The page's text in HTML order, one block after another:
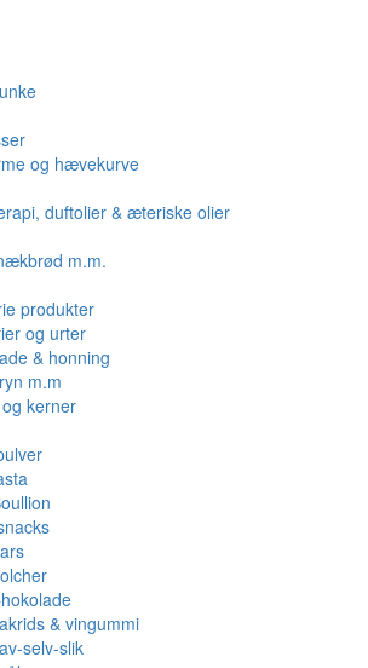
og hævekurve
duftolier & æteriske olier
m.m.
produkter
og urter
& honning
m.m
kerner
& vingummi
selv-slik